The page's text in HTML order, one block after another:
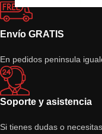
Envío GRATIS
En pedidos peninsula
Soporte y asistencia
Si tienes dudas o